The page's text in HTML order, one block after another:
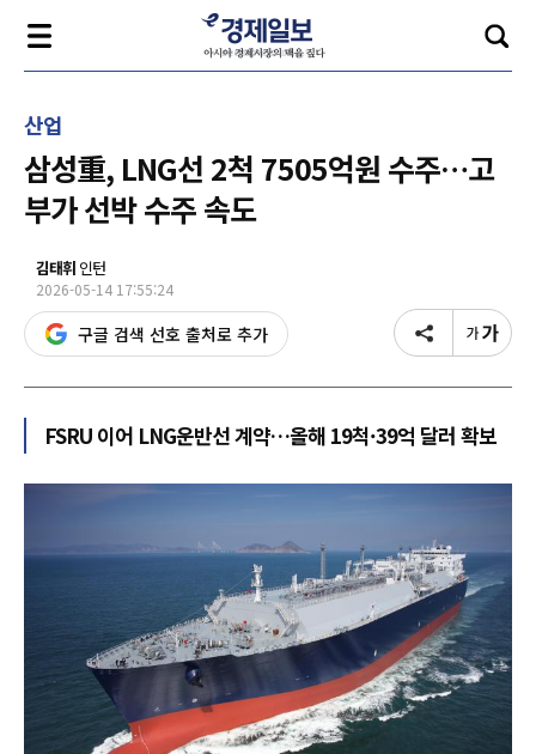
산업
삼성重, LNG선 2척 7505억원 수주…고
부가 선박 수주 속도
김태휘 인턴
2026-05-14 17:55:24
구글 검색 선호 출처로 추가
FSRU 이어 LNG운반선 계약…올해 19척·39억 달러 확보